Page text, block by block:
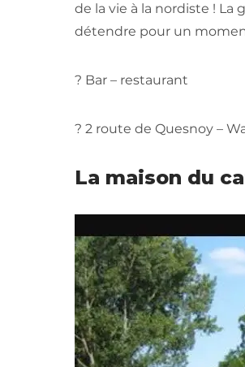
de la vie à la nordiste ! La
détendre pour un
? Bar – restaurant
? 2 route de Quesnoy –
La maison du